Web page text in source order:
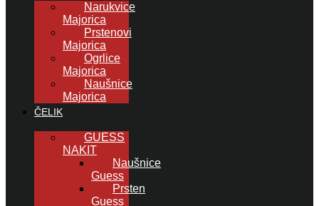
Narukvice
Majorica
Prstenovi
Majorica
Ogrlice
Majorica
Naušnice
Majorica
ČELIK
GUESS
NAKIT
Naušnice
Guess
Prsten
Guess